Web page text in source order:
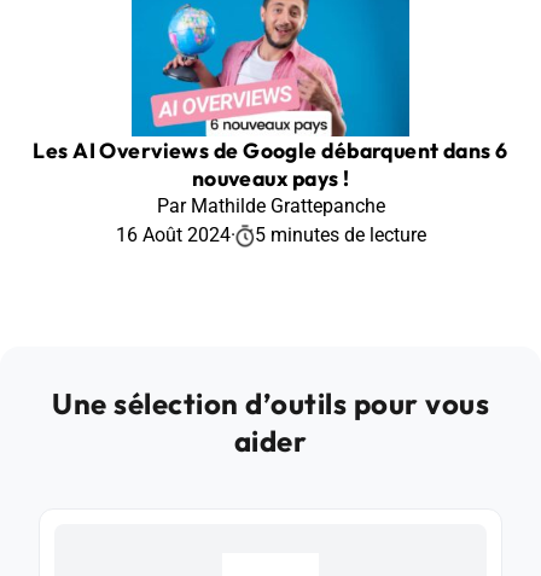
Les AI Overviews de Google débarquent dans 6
nouveaux pays !
Par Mathilde Grattepanche
16 Août 2024· 5 minutes de lecture
Une sélection d’outils pour vous
aider